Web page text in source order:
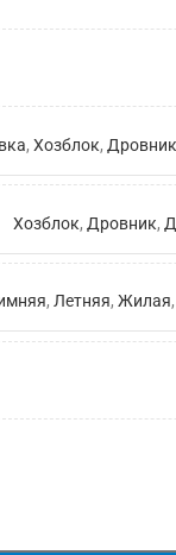
, Хозблок, Дровник
Хозблок, Дровник,
, Летняя, Жилая,